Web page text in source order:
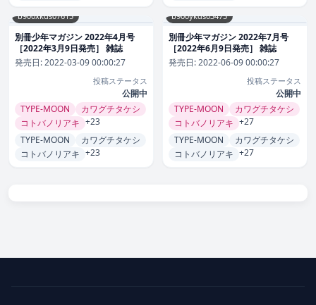
b900xkds07615
別冊少年マガジン 2022年4月号
［2022年3月9日発売］ 雑誌
発売日:2022-03-09 00:00:27
投稿ステータス
公開中
TYPE-MOON
カワグチタケシ
コトバノリアキ +23
TYPE-MOON
カワグチタケシ
コトバノリアキ +23
b900ykds03475
別冊少年マガジン 2022年7月号
［2022年6月9日発売］ 雑誌
発売日:2022-06-09 00:00:27
投稿ステータス
公開中
TYPE-MOON
カワグチタケシ
コトバノリアキ +27
TYPE-MOON
カワグチタケシ
コトバノリアキ +27